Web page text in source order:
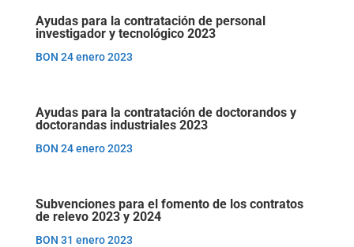
Ayudas para la contratación de personal
investigador y tecnológico 2023
BON 24 enero 2023
Ayudas para la contratación de doctorandos y
doctorandas industriales 2023
BON 24 enero 2023
Subvenciones para el fomento de los contratos
de relevo 2023 y 2024
BON 31 enero 2023